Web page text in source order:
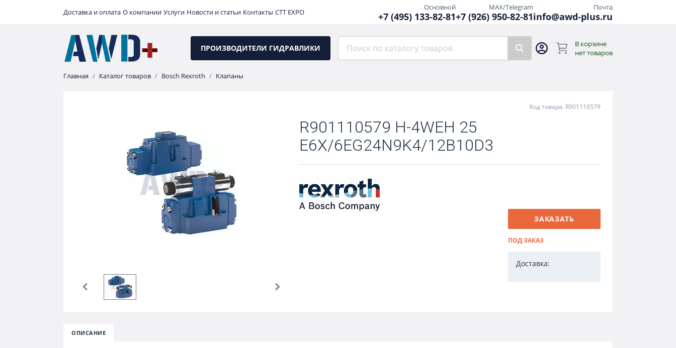
Доставка и оплата О компании Услуги Новости и статьи Контакты CTT EXPO +7 (495) 133-82-81
Основной
+7 (926) 950-82-81
MAX/Telegram
info@awd-plus.ru
Почта
ПРОИЗВОДИТЕЛИ ГИДРАВЛИКИ
В корзине
нет товаров
Главная Каталог товаров Bosch Rexroth Клапаны
Код товара: R901110579
R901110579 H-4WEH 25
E6X/6EG24N9K4/12B10D3
ЗАКАЗАТЬ
ПОД ЗАКАЗ
Доставка:
ОПИСАНИЕ